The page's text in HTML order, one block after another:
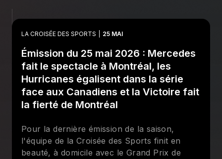
LA CROISÉE DES SPORTS 25 MAI
Émission du 25 mai 2026 : Mercedes
fait le spectacle à Montréal, les
Hurricanes égalisent dans la série
face aux Canadiens et la Victoire fait
la fierté de Montréal
Pour la dernière émission de la saison,
l'équipe de la Croisée des Sports finit en
beauté, à domicile avec le Grand Prix de